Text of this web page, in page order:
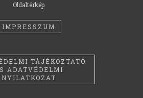
Oldaltérkép
IMPRESSZUM
TÁJÉKOZTATÓ
ADATVÉDELMI
NYILATKOZAT